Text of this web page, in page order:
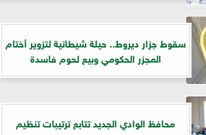
سقوط جزار ديروط.. حيلة شيطانية لتزوير أختام
المجزر الحكومي وبيع لحوم فاسدة
​محافظ الوادي الجديد تتابع ترتيبات تنظيم